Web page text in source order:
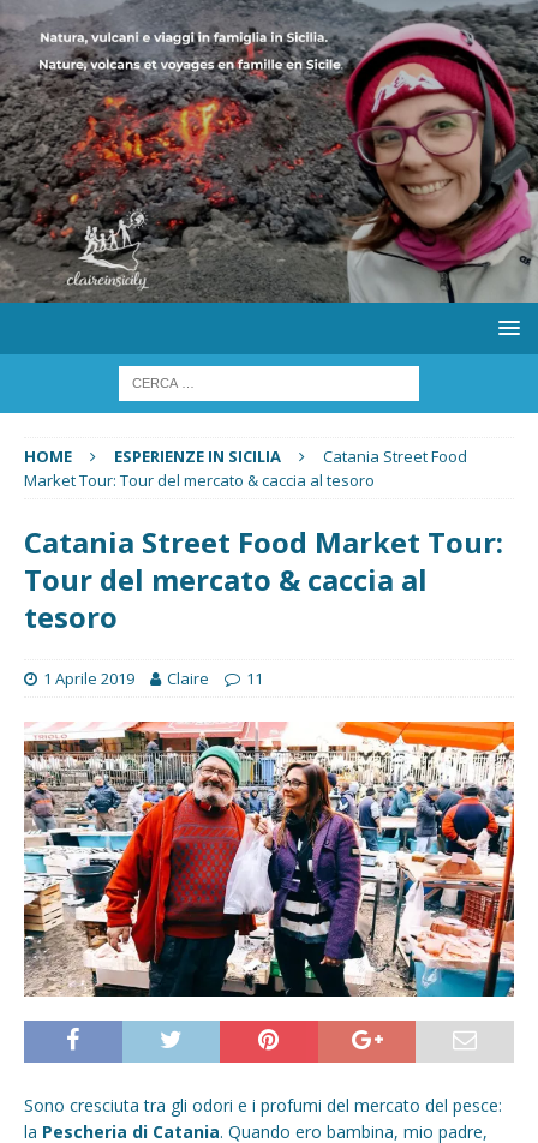
HOME ESPERIENZE IN SICILIA
Catania Street Food
Market Tour: Tour del mercato & caccia al tesoro
Catania Street Food Market Tour:
Tour del mercato & caccia al
tesoro
1 Aprile 2019 Claire 11
Sono cresciuta tra gli odori e i profumi del mercato del pesce:
la Pescheria di Catania. Quando ero bambina, mio padre,